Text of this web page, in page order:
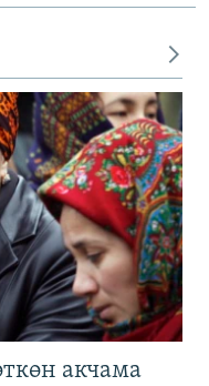
акчама